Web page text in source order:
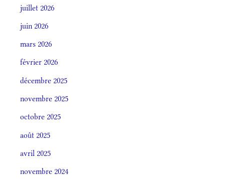
juillet 2026
juin 2026
mars 2026
février 2026
décembre 2025
novembre 2025
octobre 2025
août 2025
avril 2025
novembre 2024